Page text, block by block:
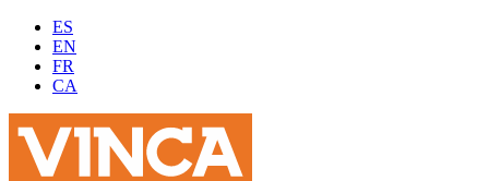
ES
EN
FR
CA